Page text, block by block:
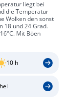
liegt bei
die Temperatur
Wolken den sonst
18 und 24 Grad.
Mit Böen
10 h